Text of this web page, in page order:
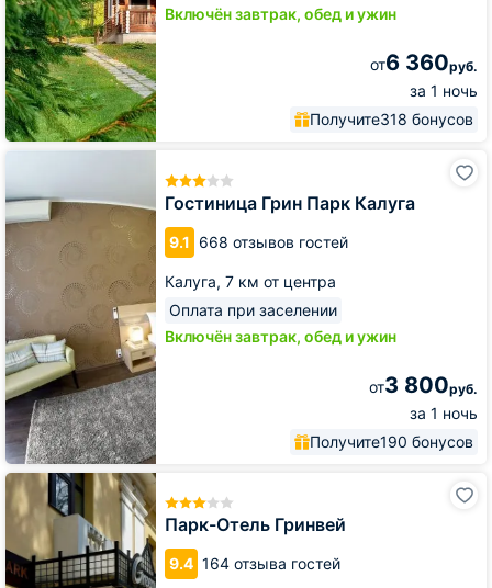
Включён завтрак, обед и ужин
от6 360руб.
за 1 ночь
Получите318 бонусов
Гостиница Грин Парк Калуга
9.1 668 отзывов гостей
Калуга, 7 км от центра
Оплата при заселении
Включён завтрак, обед и ужин
от3 800руб.
за 1 ночь
Получите190 бонусов
Парк
Калуга
Парк-Отель Гринвей
9.4 164 отзыва гостей
Парк-
Отель
Гринвей